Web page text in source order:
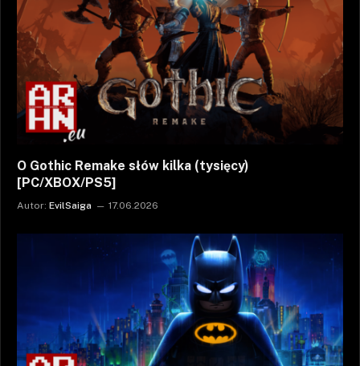
O Gothic Remake słów kilka (tysięcy)
[PC/XBOX/PS5]
Autor: EvilSaiga 17.06.2026